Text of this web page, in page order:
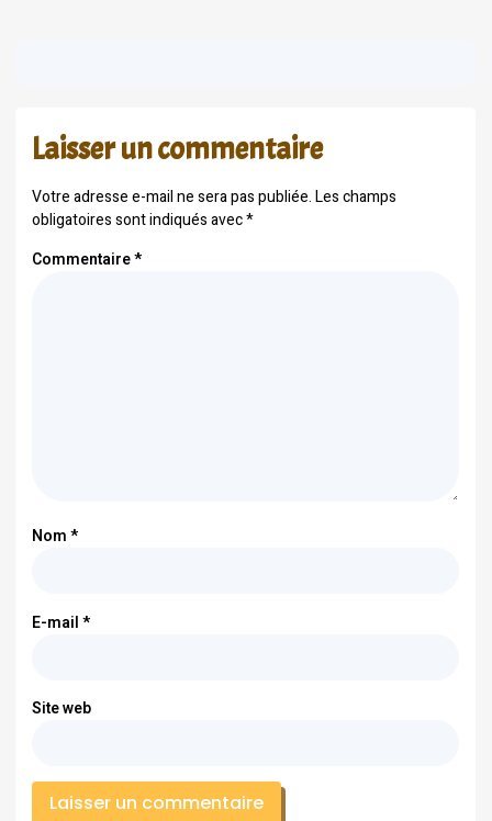
Laisser un commentaire
Votre adresse e-mail ne sera pas publiée.Les champs
obligatoires sont indiqués avec*
Commentaire*
Nom*
E-mail*
Site web